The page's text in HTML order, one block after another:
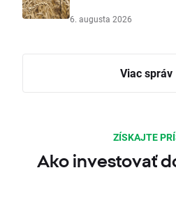
6. augusta 2026
Viac správ
ZÍSKAJTE
Ako investovať